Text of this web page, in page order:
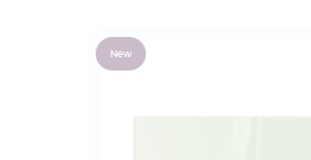
New